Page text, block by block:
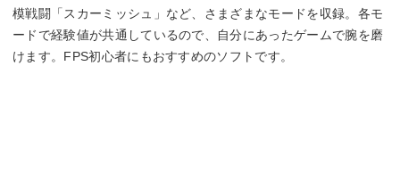
模戦闘「スカーミッシュ」など、さまざまなモードを収録。各モ
ードで経験値が共通しているので、自分にあったゲームで腕を磨
けます。FPS初心者にもおすすめのソフトです。